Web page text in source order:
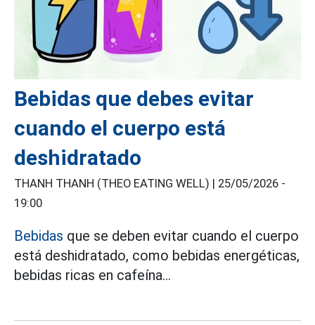
Bebidas que debes evitar
cuando el cuerpo está
deshidratado
THANH THANH (THEO EATING WELL) | 25/05/2026 -
19:00
Bebidas que se deben evitar cuando el cuerpo
está deshidratado, como bebidas energéticas,
bebidas ricas en cafeína...